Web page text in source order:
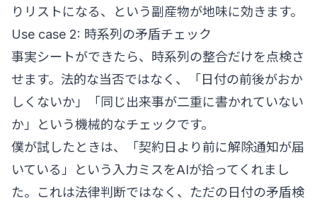
りリストになる、という副産物が地味に効きます。
Use case 2: 時系列の矛盾チェック
事実シートができたら、時系列の整合だけを点検さ
せます。法的な当否ではなく、「日付の前後がおか
しくないか」「同じ出来事が二重に書かれていない
か」という機械的なチェックです。
僕が試したときは、「契約日より前に解除通知が届
いている」という入力ミスをAIが拾ってくれまし
た。これは法律判断ではなく、ただの日付の矛盾検